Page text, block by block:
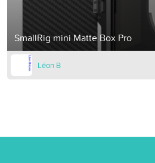
SmallRig mini Matte Box Pro
Léon B